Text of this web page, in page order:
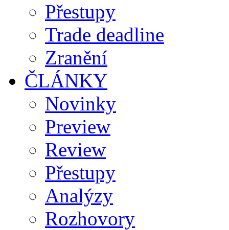
Přestupy
Trade deadline
Zranění
ČLÁNKY
Novinky
Preview
Review
Přestupy
Analýzy
Rozhovory